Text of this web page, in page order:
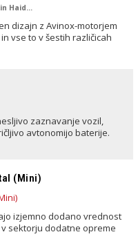
dizajn z Avinox-motorjem
vse to v šestih različicah
zaznavanje vozil,
avtonomijo baterije.
(Mini)
izjemno dodano vrednost
sektorju dodatne opreme